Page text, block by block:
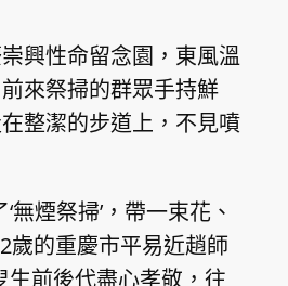
興性命留念園，東風溫
來祭掃的群眾手持鮮
整潔的步道上，不見噴
無煙祭掃’，帶一束花、
歲的重慶市平易近趙師
生前後代盡心孝敬，往